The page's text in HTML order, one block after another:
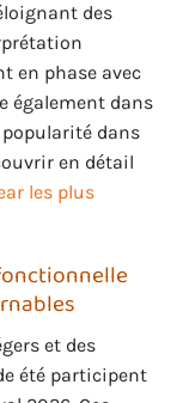
des
en phase avec
également dans
dans
en détail
les plus
et des
été participent